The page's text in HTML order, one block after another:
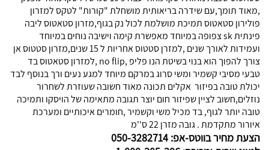
,מאוד תומך,עם שידרה בריאותית מושחלת "קורות" לטקס למזרון
פולירון סטאטוס תמיכת מושלמת לכול נק בגוף,מזרון סטאטוס ליבה
פינתית sk צפופה במיוחד מאפשרת קימה וישיבה נוחים במיוחד
ועמידות לאורך שנים ,למזרן סטטוס אחריות ל 15 שנים,מזרון סטטוס אן
צורך להפוך הוא בנוי בשיטת הנו פליפ ,no flip ,למזרון סטאטוס בד
טבעי מסיבי קשמיר ומשי סרוג במרקם מיוחד למגע נעים ורך בנוסף לבד
יכולת טובה בפיזור אקלים תכונה מאוד חשובה שעוזרת לשחרור
נוזלים,חשוב לציין שפיזור חום יוצר תגובה מתאימה של הויסקו ותמיכה
טובה יותר לגוף, בד מכיל משי וקשמיר ,חומרים איכותיים ומערכת
איורור מתקדמת . גובה מזרן 22 ס''מ
הצעת מחיר בווטס-אפ: 050-3282714